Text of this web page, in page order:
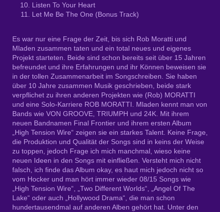
Listen To Your Heart
Let Me Be The One (Bonus Track)
Es war nur eine Frage der Zeit, bis sich Rob Moratti und
Mladen zusammen taten und ein total neues und eigenes
Projekt starteten. Beide sind schon bereits seit über 15 Jahren
befreundet und ihre Erfahrungen und ihr Können beweisen sie
in der tollen Zusammenarbeit im Songschreiben. Sie haben
über 10 Jahre zusammen Musik geschrieben, beide stark
verpflichet zu ihren anderen Projekten wie (Rob) MORATTI
und eine Solo-Karriere ROB MORATTI. Mladen kennt man von
Bands wie VON GROOVE, TRIUMPH und 24K. Mit ihrem
neuen Bandnamen Final Frontier und ihrem ersten Album
„High Tension Wire“ zeigen sie ein starkes Talent. Keine Frage,
die Produktion und Qualität der Songs sind in keins der Weise
zu toppen, jedoch Frage ich mich manchmal, wieso keine
neuen Ideen in den Songs mit einfließen. Versteht mich nicht
falsch, ich finde das Album okay, es haut mich jedoch nicht so
vom Hocker und man hört immer wieder 08/15 Songs wie
„High Tension Wire“, „Two Different Worlds“, „Angel Of The
Lake“ oder auch „Hollywood Drama“, die man schon
hundertausendmal auf anderen Alben gehört hat. Unter den